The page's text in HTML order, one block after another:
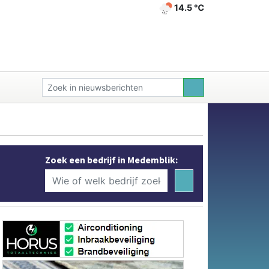
14.5 ℃
Zoek een bedrijf in Medemblik: